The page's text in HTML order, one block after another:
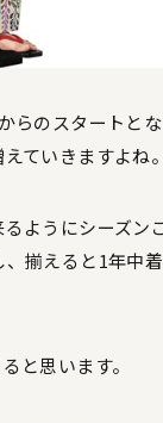
らのスタートと
ていきますよね
ようにシーズン
揃えると1年中
と思います。